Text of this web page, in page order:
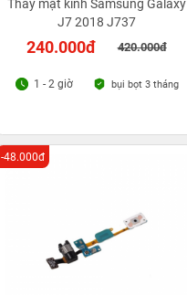
Thay mặt kính Samsung Galaxy
J7 2018 J737
240.000đ 420.000đ
1 - 2 giờ bụi bọt 3 tháng
-48.000đ